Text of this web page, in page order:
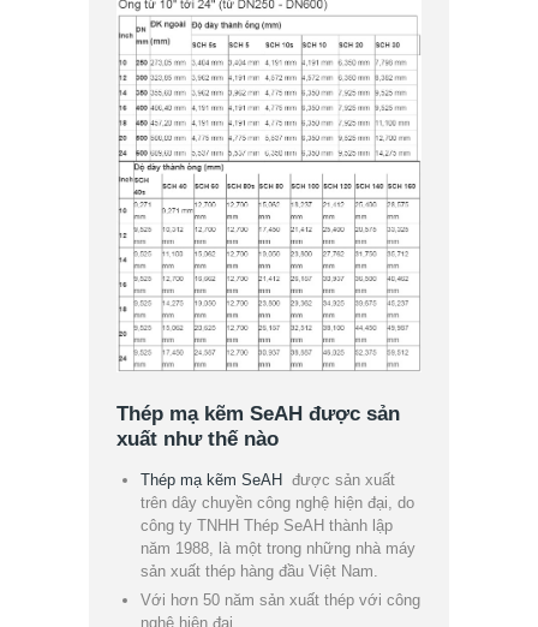
Thép mạ kẽm SeAH được sản
xuất như thế nào
Thép mạ kẽm SeAH
được sản xuất
trên dây chuyền công nghệ hiện đại, do
công ty TNHH Thép SeAH thành lập
năm 1988, là một trong những nhà máy
sản xuất thép hàng đầu Việt Nam.
Với hơn 50 năm sản xuất thép với công
nghệ hiện đại.